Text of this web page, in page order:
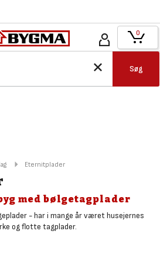
Søg
0
Eternitplader
med bølgetagplader
- har i mange år været husejernes
og flotte tagplader.
plader lavet af fibercement og kan trygt
facadebeklædning.